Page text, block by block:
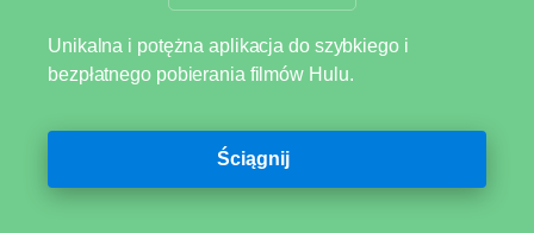
Unikalna i potężna aplikacja do szybkiego i
bezpłatnego pobierania filmów Hulu.
Ściągnij